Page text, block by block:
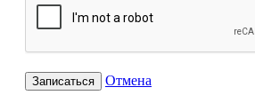
Записаться Отмена